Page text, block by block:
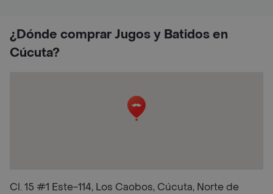
¿Dónde comprar Jugos y Batidos en
Cúcuta?
Cl. 15 #1 Este-114, Los Caobos, Cúcuta, Norte de